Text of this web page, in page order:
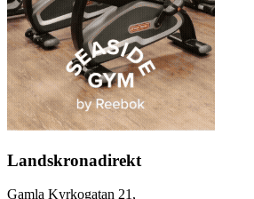
Landskronadirekt
Gamla Kyrkogatan 21,